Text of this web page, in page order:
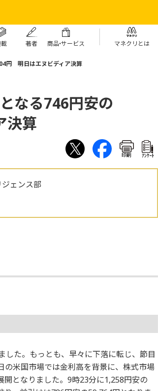
著者 商品・サービス マネクリとは
円 明日はエヌビディア決算
なる746円安の
決算
印刷 ｱﾝｹｰﾄ
ェンス部
した。もっとも、早々に下落に転じ、節目
米国市場では金利高を背景に、株式市場
となりました。9時23分に1,258円安の